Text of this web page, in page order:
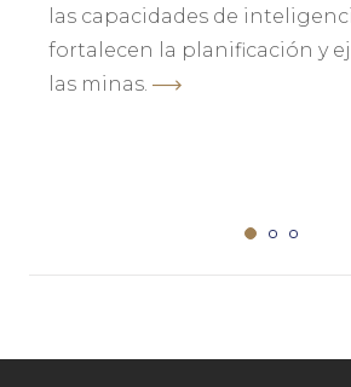
las capacidades de
fortalecen la planificación y
las minas.